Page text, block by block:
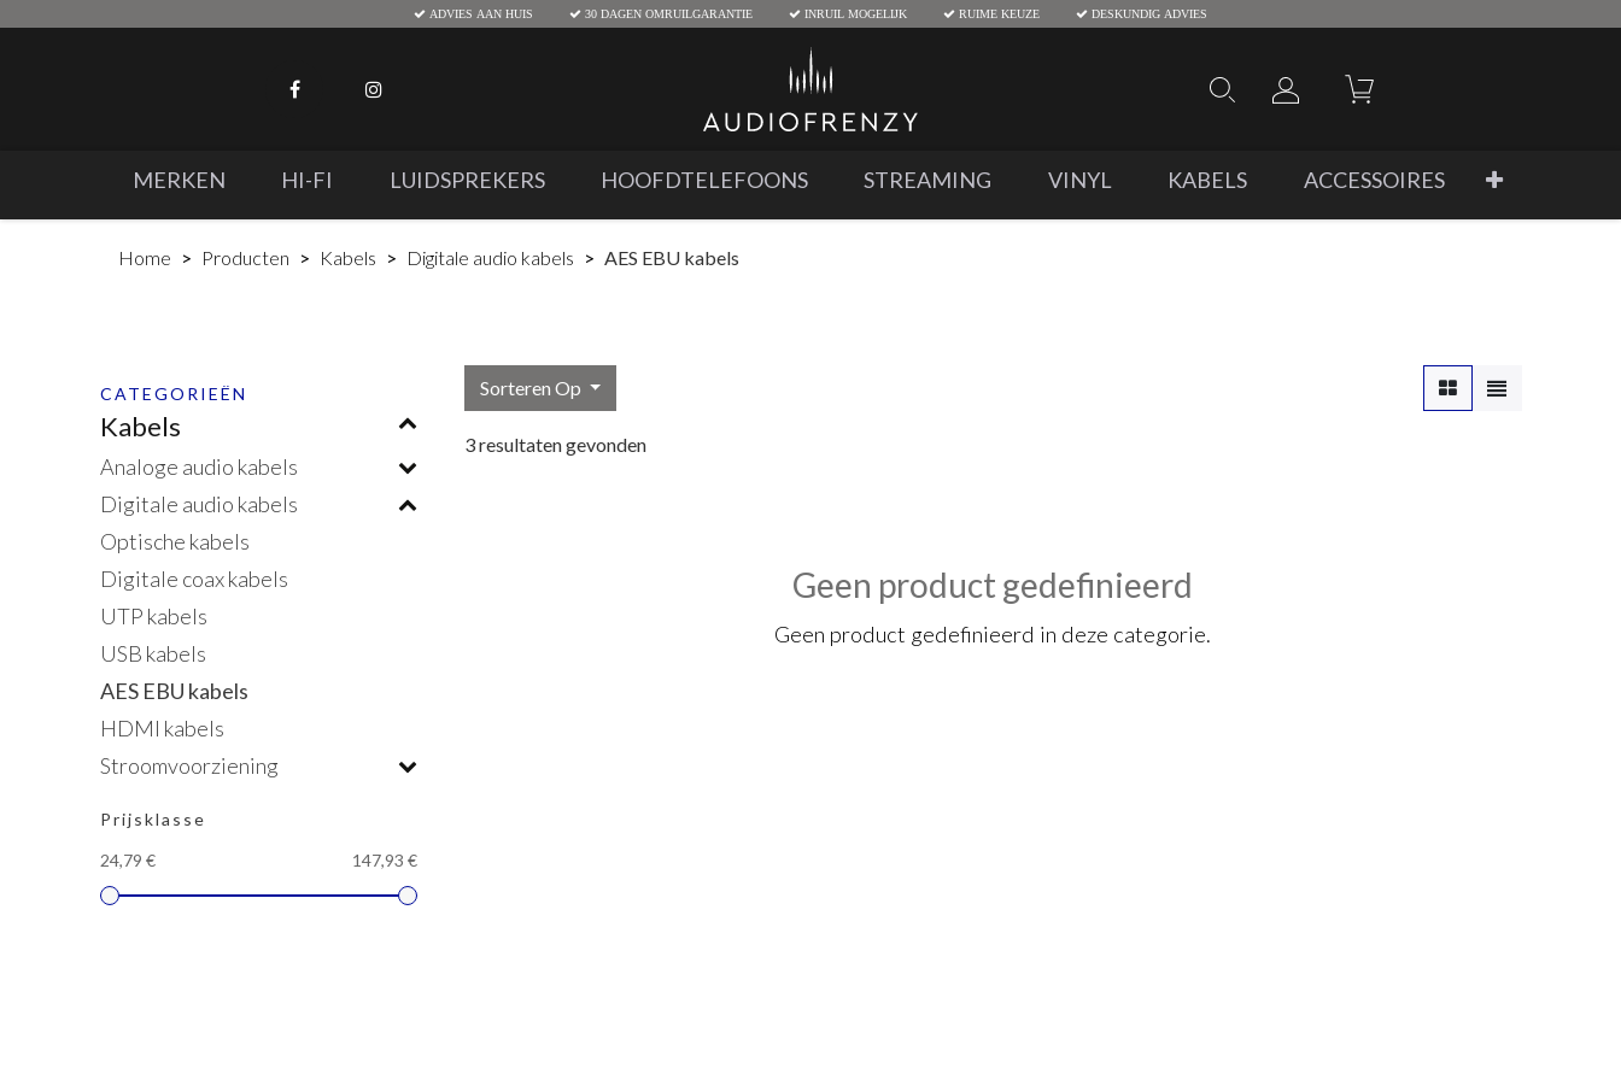
ADVIES AAN HUIS 30 DAGEN OMRUILGARANTIE INRUIL MOGELIJK RUIME KEUZE DESKUNDIG ADVIES
MERKEN HI-FI LUIDSPREKERS HOOFDTELEFOONS STREAMING VINYL KABELS ACCESSOIRES
Home Producten Kabels Digitale audio kabels AES EBU kabels
CATEGORIEËN
Kabels
Analoge audio kabels
Digitale audio kabels
Optische kabels
Digitale coax kabels
UTP kabels
USB kabels
AES EBU kabels
HDMI kabels
Stroomvoorziening
Prijsklasse
24,79 €
147,93 €
Sorteren Op
3resultaten gevonden
Geen product gedefinieerd
Geen product gedefinieerd in deze categorie.